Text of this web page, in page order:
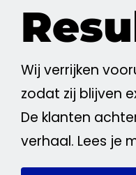
Wij verrijken
zodat zij blijven
De klanten
verhaal. Lees je